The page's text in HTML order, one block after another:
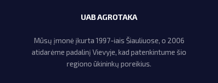
UAB AGROTAKA
Mūsų įmonė įkurta 1997-iais Šiauliuose, o 2006
atidarėme padalinį Vievyje, kad patenkintume šio
regiono ūkininkų poreikius.